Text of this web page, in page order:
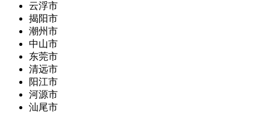
云浮市
揭阳市
潮州市
中山市
东莞市
清远市
阳江市
河源市
汕尾市